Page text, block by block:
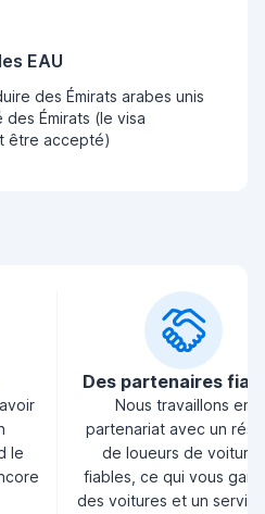
EAU
des Émirats arabes unis
Émirats (le visa
être accepté)
le
Des partenaires
Nous travaillons en
partenariat avec un
de loueurs de voitures
fiables, ce qui vous
des voitures et un